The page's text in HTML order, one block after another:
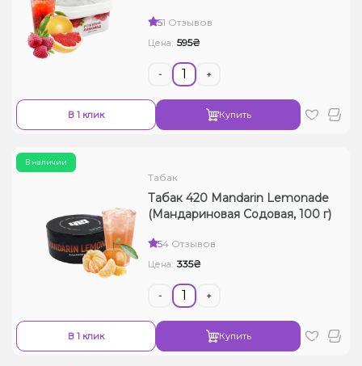
51 Отзывов
Цена: 595₴
- +
В 1 клик Купить
В наличии
Табак
Табак 420 Mandarin Lemonade
(Мандариновая Содовая, 100 г)
54 Отзывов
Цена: 335₴
- +
В 1 клик Купить